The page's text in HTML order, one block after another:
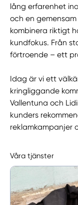
lång erfarenhet
och en
kombinera riktigt
kundfokus. Från
förtroende – ett
Idag är vi ett
kringliggande
Vallentuna och
kunders
reklamkampanjer
Våra tjänster